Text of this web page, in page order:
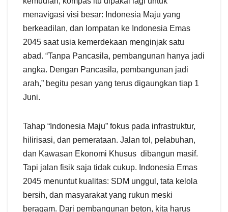
menavigasi visi besar: Indonesia Maju yang
berkeadilan, dan lompatan ke Indonesia Emas
2045 saat usia kemerdekaan menginjak satu
abad. “Tanpa Pancasila, pembangunan hanya jadi
angka. Dengan Pancasila, pembangunan jadi
arah,” begitu pesan yang terus digaungkan tiap 1
Juni.
Tahap “Indonesia Maju” fokus pada infrastruktur,
hilirisasi, dan pemerataan. Jalan tol, pelabuhan,
dan Kawasan Ekonomi Khusus dibangun masif.
Tapi jalan fisik saja tidak cukup. Indonesia Emas
2045 menuntut kualitas: SDM unggul, tata kelola
bersih, dan masyarakat yang rukun meski
beragam. Dari pembangunan beton, kita harus